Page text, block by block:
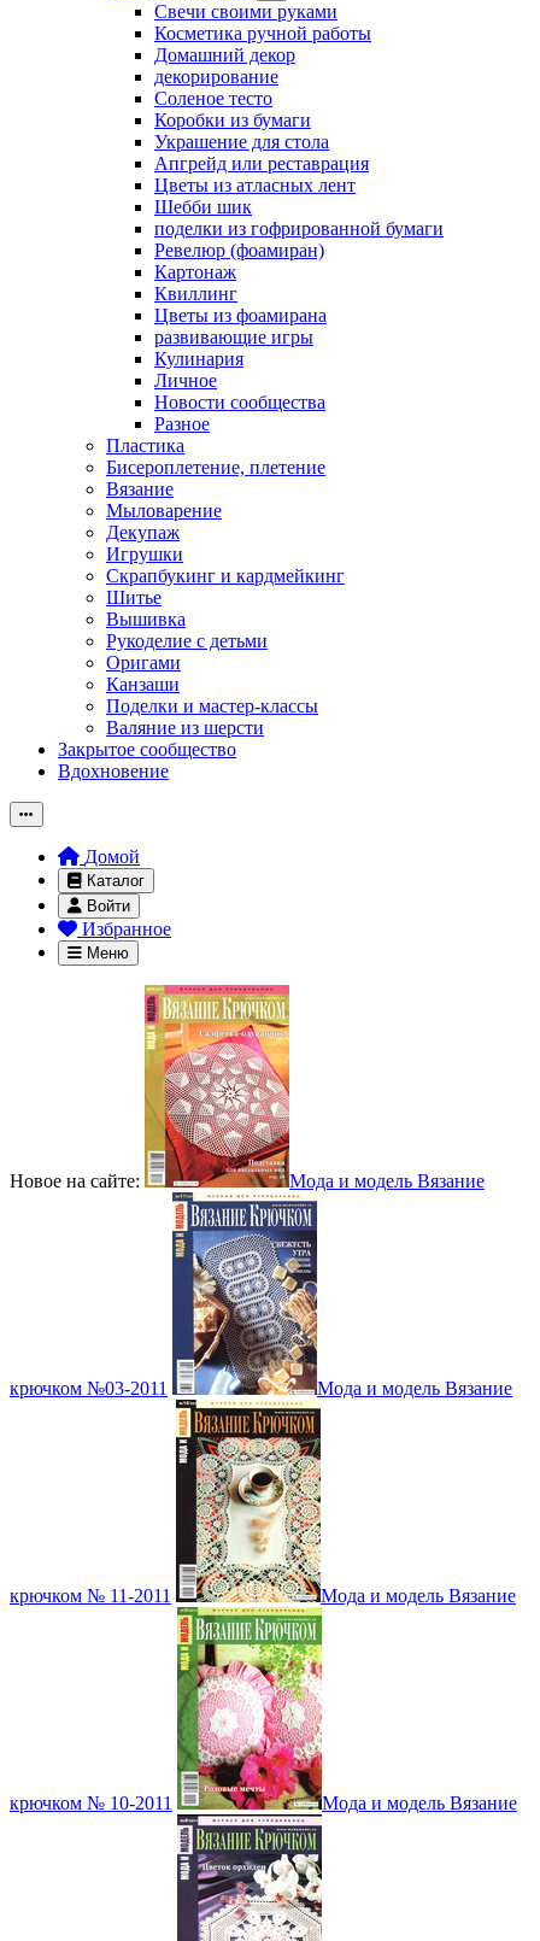
Свечи своими руками
Косметика ручной работы
Домашний декор
декорирование
Соленое тесто
Коробки из бумаги
Украшение для стола
Апгрейд или реставрация
Цветы из атласных лент
Шебби шик
поделки из гофрированной бумаги
Ревелюр (фоамиран)
Картонаж
Квиллинг
Цветы из фоамирана
развивающие игры
Кулинария
Личное
Новости сообщества
Разное
Пластика
Бисероплетение, плетение
Вязание
Мыловарение
Декупаж
Игрушки
Скрапбукинг и кардмейкинг
Шитье
Вышивка
Рукоделие с детьми
Оригами
Канзаши
Поделки и мастер-классы
Валяние из шерсти
Закрытое сообщество
Вдохновение
Домой
Каталог
Войти
Избранное
Меню
Новое на сайте: Мода и модель Вязание
крючком №03-2011 Мода и модель Вязание
крючком № 11-2011 Мода и модель Вязание
крючком № 10-2011 Мода и модель Вязание